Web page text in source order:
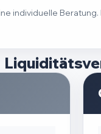
individuelle